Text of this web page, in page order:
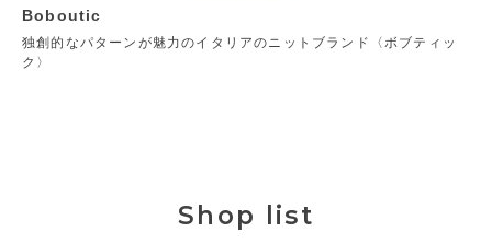
Boboutic
独創的なパターンが魅力のイタリアのニットブランド〈ボブティッ
ク〉
Shop list